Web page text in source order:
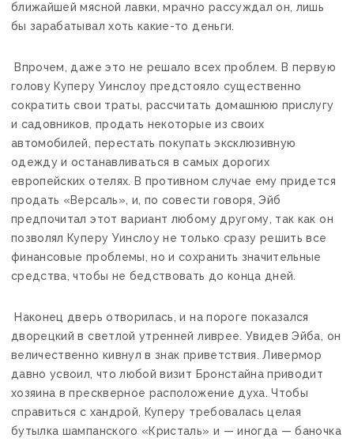
ближайшей мясной лавки, мрачно рассуждал он, лишь
бы зарабатывал хоть какие-то деньги.
Впрочем, даже это не решало всех проблем. В первую
голову Куперу Уинслоу предстояло существенно
сократить свои траты, рассчитать домашнюю прислугу
и садовников, продать некоторые из своих
автомобилей, перестать покупать эксклюзивную
одежду и останавливаться в самых дорогих
европейских отелях. В противном случае ему придется
продать «Версаль», и, по совести говоря, Эйб
предпочитал этот вариант любому другому, так как он
позволял Куперу Уинслоу не только сразу решить все
финансовые проблемы, но и сохранить значительные
средства, чтобы не бедствовать до конца дней.
Наконец дверь отворилась, и на пороге показался
дворецкий в светлой утренней ливрее. Увидев Эйба, он
величественно кивнул в знак приветствия. Ливермор
давно усвоил, что любой визит Бронстайна приводит
хозяина в прескверное расположение духа. Чтобы
справиться с хандрой, Куперу требовалась целая
бутылка шампанского «Кристаль» и — иногда — баночка